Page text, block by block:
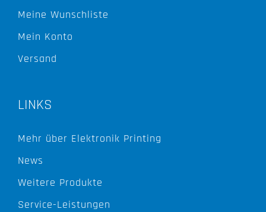
Meine Wunschliste
Mein Konto
Versand
LINKS
Mehr über Elektronik Printing
News
Weitere Produkte
Service-Leistungen